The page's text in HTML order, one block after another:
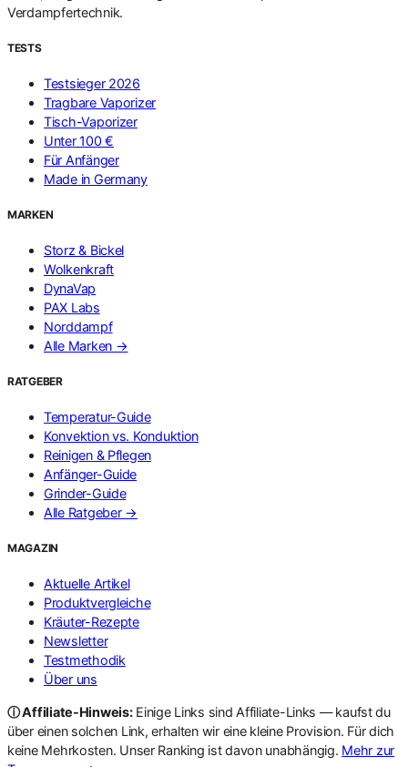
Verdampfertechnik.
TESTS
Testsieger 2026
Tragbare Vaporizer
Tisch-Vaporizer
Unter 100 €
Für Anfänger
Made in Germany
MARKEN
Storz & Bickel
Wolkenkraft
DynaVap
PAX Labs
Norddampf
Alle Marken →
RATGEBER
Temperatur-Guide
Konvektion vs. Konduktion
Reinigen & Pflegen
Anfänger-Guide
Grinder-Guide
Alle Ratgeber →
MAGAZIN
Aktuelle Artikel
Produktvergleiche
Kräuter-Rezepte
Newsletter
Testmethodik
Über uns
ⓘ Affiliate-Hinweis:Einige Links sind Affiliate-Links — kaufst du
über einen solchen Link, erhalten wir eine kleine Provision. Für dich
keine Mehrkosten. Unser Ranking ist davon unabhängig. Mehr zur